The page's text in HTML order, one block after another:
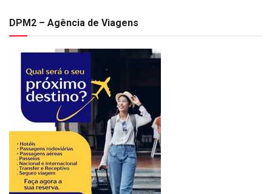
DPM2 – Agência de Viagens